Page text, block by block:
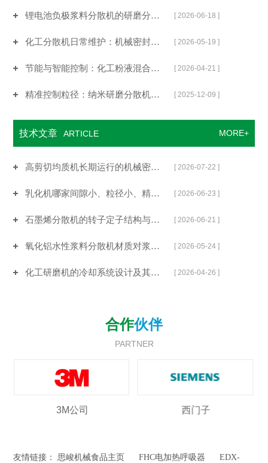
[ 2026-06-18 ]
锂电池负极浆料分散机的研磨分散原理与线速度设计
[ 2026-05-19 ]
化工分散机日常维护：机械密封冷却系统检查、润滑油更换
[ 2026-04-21 ]
节能与智能控制：化工粉液混合机的变频驱动与过程自动化
[ 2025-12-09 ]
精准控制粒径：纳米研磨分散机的应用与优势
MORE+
技术文章 ARTICLE
[ 2026-07-22 ]
高剪切均质机长期运行的机械密封维护指南说明
[ 2026-06-23 ]
乳化机哪家间隙小、粒径小、精度高、转速高、线速度高、剪切力强，上海思峻性能实测参考
[ 2026-06-21 ]
石墨烯分散机的转子定子结构与间隙调节
[ 2026-05-24 ]
氧化铝水性浆料分散机材质对浆料金属离子污染的控制介绍
[ 2026-04-26 ]
化工研磨机的冷却系统设计及其在研磨热敏性物料中的重要性
合作伙伴
PARTNER
3M公司 西门子
友情链接： 思峻机械食品主页 FHC电加热呼吸器
EDX-